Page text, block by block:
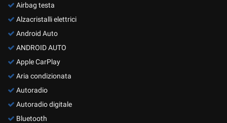
Airbag testa
Alzacristalli elettrici
Android Auto
ANDROID AUTO
Apple CarPlay
Aria condizionata
Autoradio
Autoradio digitale
Bluetooth